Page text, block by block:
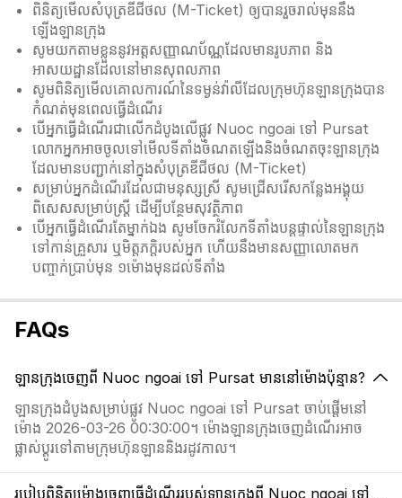
ពិនិត្យមើលសំបុត្រឌីជីថល (M-Ticket) ឲ្យបានរួចរាល់មុននឹង
ឡើងឡានក្រុង
សូមយកតាមខ្លួននូវអត្តសញ្ញាណប័ណ្ណដែលមានរូបភាព និង
អាសយដ្ឋានដែលនៅមានសុពលភាព
សូមពិនិត្យមើលគោលការណ៍នៃទម្ងន់វ៉ាលីដែលក្រុមហ៊ុនឡានក្រុងបាន
កំណត់មុនពេលធ្វើដំណើរ
បើអ្នកធ្វើដំណើរជាលើកដំបូងលើផ្លូវ Nuoc ngoai ទៅ Pursat
លោកអ្នកអាចចូលទៅមើលទីតាំងចំណតឡើងនិងចំណតចុះឡានក្រុង
ដែលមានបញ្ជាក់នៅក្នុងសំបុត្រឌីជីថល (M-Ticket)
សម្រាប់អ្នកដំណើរដែលជាមនុស្សស្រី សូមជ្រើសរើសកន្លែងអង្គុយ
ពិសេសសម្រាប់ស្ត្រី ដើម្បីបន្ថែមសុវត្ថិភាព
បើអ្នកធ្វើដំណើរតែម្នាក់ឯង សូមចែករំលែកទីតាំងបន្តផ្ទាល់នៃឡានក្រុង
ទៅកាន់គ្រួសារ ឬមិត្តភក្តិរបស់អ្នក ហើយនឹងមានសញ្ញាលោតមក
បញ្ចាក់ប្រាប់មុន ១ម៉ោងមុនដល់ទីតាំង
FAQs
ឡានក្រុងចេញពី Nuoc ngoai ទៅ Pursat មាននៅម៉ោងប៉ុន្មាន?
ឡានក្រុងដំបូងសម្រាប់ផ្លូវ Nuoc ngoai ទៅ Pursat ចាប់ផ្តើមនៅ
ម៉ោង 2026-03-26 00:30:00។ ម៉ោងឡានក្រុងចេញដំណើរអាច
ផ្លាស់ប្ដូរទៅតាមក្រុមហ៊ុនឡាននិងរដូវកាល។
របៀបពិនិត្យម៉ោងចេញធ្វើដំណើររបស់ឡានក្រុងពី Nuoc ngoai ទៅ